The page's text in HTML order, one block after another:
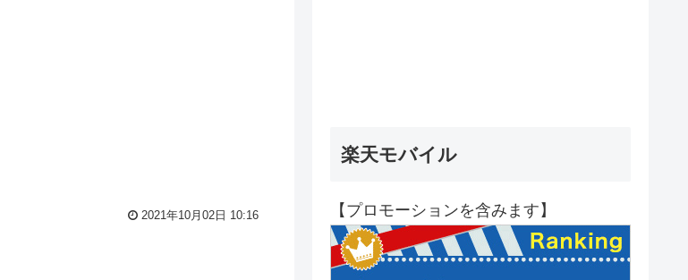
2021年10月02日 10:16
楽天モバイル
【プロモーションを含みます】